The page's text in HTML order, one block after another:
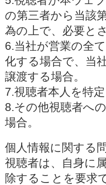
の第三者から当該
為の上で、必要と
6.当社が営業の全
化する場合で、当
譲渡する場合。
7.視聴者本人を特
8.その他視聴者へ
場合。
個人情報に関する
視聴者は、自身に
除することを要求